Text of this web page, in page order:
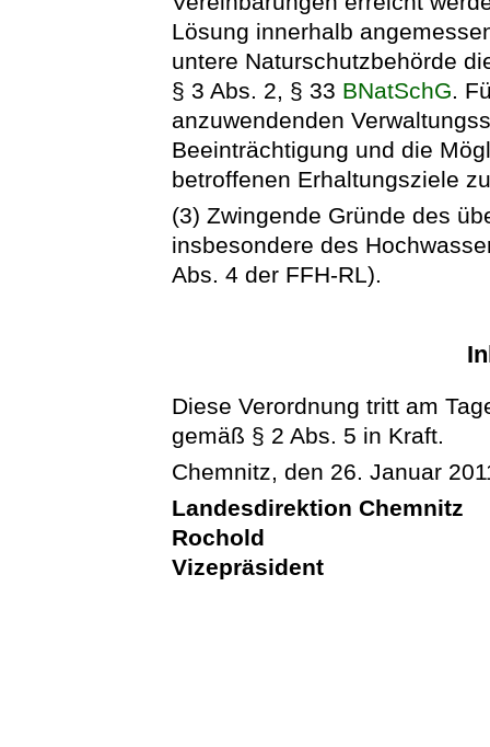
Lösung innerhalb
untere Naturschutzbehörde
§ 3 Abs. 2, § 33 BNatSchG.
anzuwendenden
Beeinträchtigung und die
betroffenen Erhaltungsziele
(3) Zwingende Gründe des
insbesondere des
Abs. 4 der FFH-RL).
Diese Verordnung tritt am
gemäß § 2 Abs. 5 in Kraft.
Chemnitz, den 26. Januar
Landesdirektion Chemnitz
Rochold
Vizepräsident